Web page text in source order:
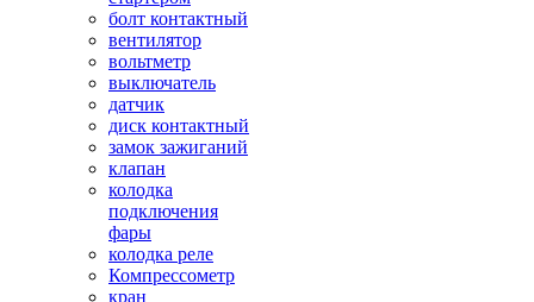
болт контактный
вентилятор
вольтметр
выключатель
датчик
диск контактный
замок зажиганий
клапан
колодка
подключения
фары
колодка реле
Компрессометр
кран